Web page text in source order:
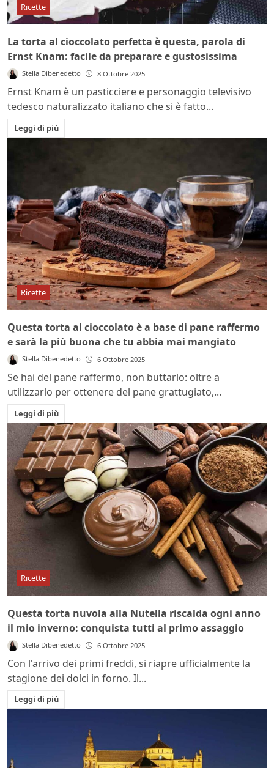
Ricette
La torta al cioccolato perfetta è questa, parola di
Ernst Knam: facile da preparare e gustosissima
Stella Dibenedetto 8 Ottobre 2025
Ernst Knam è un pasticciere e personaggio televisivo
tedesco naturalizzato italiano che si è fatto...
Leggi di più
Ricette
Questa torta al cioccolato è a base di pane raffermo
e sarà la più buona che tu abbia mai mangiato
Stella Dibenedetto 6 Ottobre 2025
Se hai del pane raffermo, non buttarlo: oltre a
utilizzarlo per ottenere del pane grattugiato,...
Leggi di più
Ricette
Questa torta nuvola alla Nutella riscalda ogni anno
il mio inverno: conquista tutti al primo assaggio
Stella Dibenedetto 6 Ottobre 2025
Con l'arrivo dei primi freddi, si riapre ufficialmente la
stagione dei dolci in forno. Il...
Leggi di più